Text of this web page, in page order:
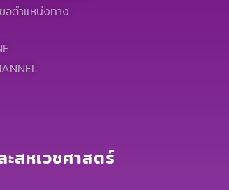
อตำแหน่งทาง
สหเวชศาสตร์